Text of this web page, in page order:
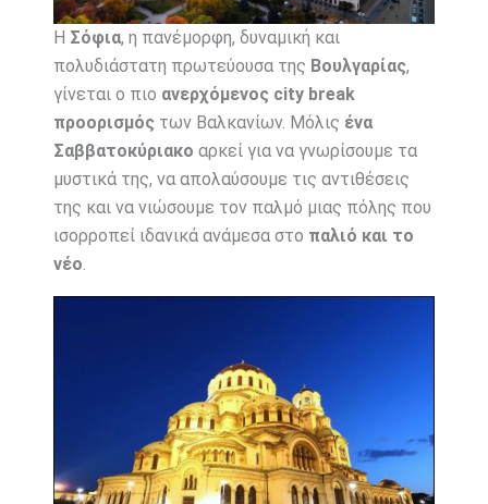
Η Σόφια, η πανέμορφη, δυναμική και
πολυδιάστατη πρωτεύουσα της Βουλγαρίας,
γίνεται ο πιο ανερχόμενος city break
προορισμός των Βαλκανίων. Μόλις ένα
Σαββατοκύριακο αρκεί για να γνωρίσουμε τα
μυστικά της, να απολαύσουμε τις αντιθέσεις
της και να νιώσουμε τον παλμό μιας πόλης που
ισορροπεί ιδανικά ανάμεσα στο παλιό και το
νέο.